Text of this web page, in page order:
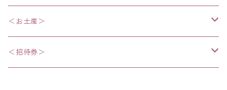
＜お土産＞
・お菓子
＜招待券＞